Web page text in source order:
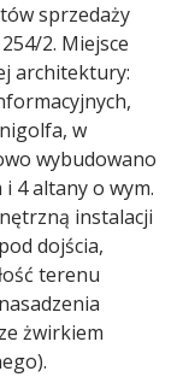
sprzedaży
2. Miejsce
architektury:
w
wybudowano
4 altany o wym.
instalacji
dojścia,
terenu
żwirkiem